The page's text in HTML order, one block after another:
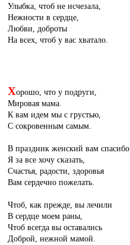
Улыбка, чтоб не исчезала,
Нежности в сердце,
Любви, доброты
На всех, чтоб у вас хватало.
Хорошо, что у подруги,
Мировая мама.
К вам идем мы с грустью,
С сокровенным самым.
В праздник женский вам спасибо
Я за все хочу сказать,
Счастья, радости, здоровья
Вам сердечно пожелать.
Чтоб, как прежде, вы лечили
В сердце моем раны,
Чтоб всегда вы оставались
Доброй, нежной мамой.